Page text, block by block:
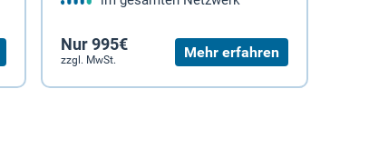
Nur 995€
zzgl. MwSt. Mehr erfahren